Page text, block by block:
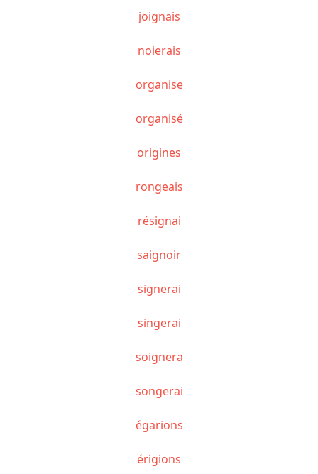
joignais
noierais
organise
organisé
origines
rongeais
résignai
saignoir
signerai
singerai
soignera
songerai
égarions
érigions